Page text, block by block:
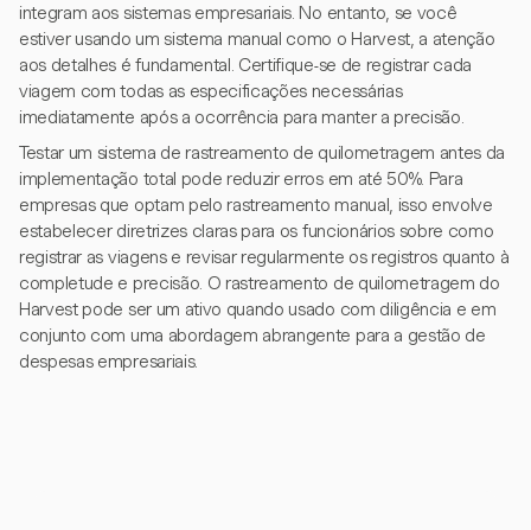
integram aos sistemas empresariais. No entanto, se você
estiver usando um sistema manual como o Harvest, a atenção
aos detalhes é fundamental. Certifique-se de registrar cada
viagem com todas as especificações necessárias
imediatamente após a ocorrência para manter a precisão.
Testar um sistema de rastreamento de quilometragem antes da
implementação total pode reduzir erros em até 50%. Para
empresas que optam pelo rastreamento manual, isso envolve
estabelecer diretrizes claras para os funcionários sobre como
registrar as viagens e revisar regularmente os registros quanto à
completude e precisão. O rastreamento de quilometragem do
Harvest pode ser um ativo quando usado com diligência e em
conjunto com uma abordagem abrangente para a gestão de
despesas empresariais.